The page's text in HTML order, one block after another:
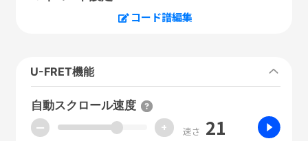
コード譜編集
U-FRET機能
自動スクロール速度
ー + 速さ 21